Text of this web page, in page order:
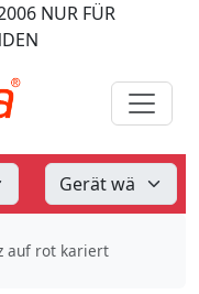
NUR FÜR
auf rot kariert